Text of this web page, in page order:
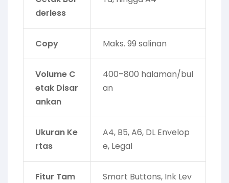
derless
Copy Maks. 99 salinan
Volume C
etak Disar
ankan
400–800 halaman/bul
an
Ukuran Ke
rtas
A4, B5, A6, DL Envelop
e, Legal
Fitur Tam
Smart Buttons, Ink Lev